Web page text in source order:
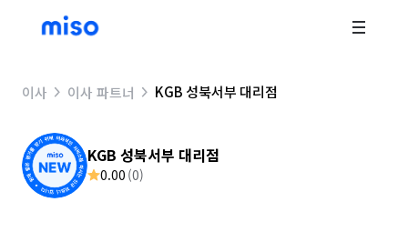
이사 이사 파트너 KGB 성북서부 대리점
KGB 성북서부 대리점
0.00 (0)